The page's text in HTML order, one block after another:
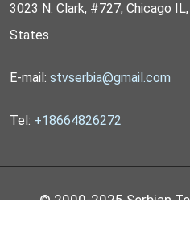
3023 N. Clark, #727, Chicago
States
E-mail: stvserbia@gmail.com
Tel: +18664826272
© 2000-2025 Serbian